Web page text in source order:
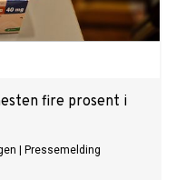
fire prosent i
Pressemelding